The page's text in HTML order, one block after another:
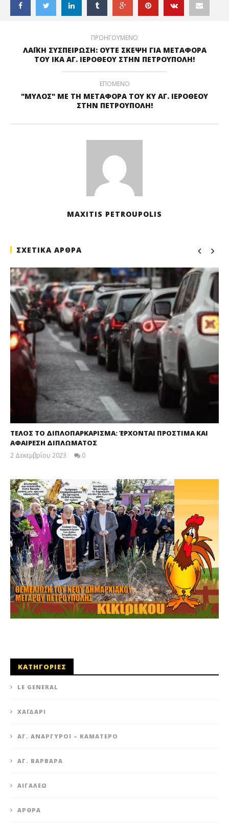
ΠΡΟΗΓΟΥΜΕΝΟ
ΛΑΪΚΗ ΣΥΣΠΕΙΡΩΣΗ: ΟΥΤΕ ΣΚΕΨΗ ΓΙΑ ΜΕΤΑΦΟΡΑ
ΤΟΥ ΙΚΑ ΑΓ. ΙΕΡΟΘΕΟΥ ΣΤΗΝ ΠΕΤΡΟΥΠΟΛΗ!
ΕΠΟΜΕΝΟ
"ΜΥΛΟΣ" ΜΕ ΤΗ ΜΕΤΑΦΟΡΑ ΤΟΥ ΚΥ ΑΓ. ΙΕΡΟΘΕΟΥ
ΣΤΗΝ ΠΕΤΡΟΥΠΟΛΗ!
MAXITIS PETROUPOLIS
ΣΧΕΤΙΚΑ ΑΡΘΡΑ
ΤΕΛΟΣ ΤΟ ΔΙΠΛΟΠΑΡΚΑΡΙΣΜΑ: ΈΡΧΟΝΤΑΙ ΠΡΟΣΤΙΜΑ ΚΑΙ
ΑΦΑΙΡΕΣΗ ΔΙΠΛΩΜΑΤΟΣ
2 Δεκεμβρίου 2023
0
ΚΑΤΗΓΟΡΙΕΣ
LE GENERAL
XΑΪΔΆΡΙ
ΆΓ. ΑΝΆΡΓΥΡΟΙ – KΑΜΑΤΕΡΌ
ΑΓ. ΒΑΡΒΆΡΑ
ΑΙΓΆΛΕΩ
ΆΡΘΡΑ